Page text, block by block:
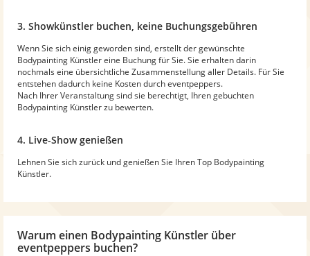
3. Showkünstler buchen, keine Buchungsgebühren
Wenn Sie sich einig geworden sind, erstellt der gewünschte
Bodypainting Künstler eine Buchung für Sie. Sie erhalten darin
nochmals eine übersichtliche Zusammenstellung aller Details. Für Sie
entstehen dadurch keine Kosten durch eventpeppers.
Nach Ihrer Veranstaltung sind sie berechtigt, Ihren gebuchten
Bodypainting Künstler zu bewerten.
4. Live-Show genießen
Lehnen Sie sich zurück und genießen Sie Ihren Top Bodypainting
Künstler.
Warum einen Bodypainting Künstler über
eventpeppers buchen?